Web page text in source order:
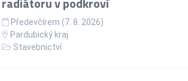
Předevčírem (7. 8. 2026)
Pardubický kraj
Stavebnictví